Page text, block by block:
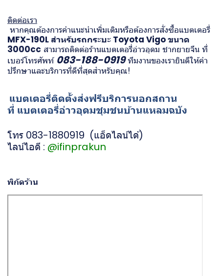
ติดต่อเรา
หากคุณต้องการคำแนะนำเพิ่มเติมหรือต้องการสั่งซื้อแบตเตอรี่
MFX-190L สำหรับรถกระบะ Toyota Vigo ขนาด
3000cc สามารถติดต่อร้านแบตเตอรี่อ่าวอุดม ชากยายจีน ที่
เบอร์โทรศัพท์ 083-188-0919ทีมงานของเรายินดีให้คำ
ปรึกษาและบริการที่ดีที่สุดสำหรับคุณ!
แบตเตอรี่ติดตั้งส่งฟรีบริการนอกสถาน
ที่ แบตเตอรี่อ่าวอุดมชุมชนบ้านแหลมฉบัง
โทร 083-1880919 (แอ็ดไลน์ได้)
ไลน์ไอดี : @ifinprakun
พิกัดร้าน